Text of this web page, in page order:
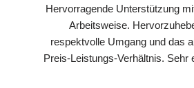
Hervorragende Unterstützung
Arbeitsweise.
respektvolle Umgang und das
Preis-Leistungs-Verhältnis. Sehr